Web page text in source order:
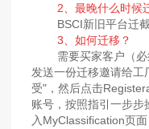
2、最晚什么时候
BSCI新旧平台迁截
3、如何迁移？
需要买家客户（必
发送一份迁移邀请给
受"，然后点击
账号，按照指引一步
入MyClassification页